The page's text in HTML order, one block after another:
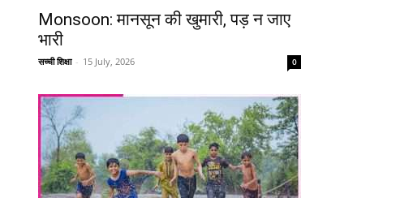
Copy URL
Monsoon: मानसून की खुमारी, पड़ न जाए
भारी
सच्ची शिक्षा - 15 July, 2026 0